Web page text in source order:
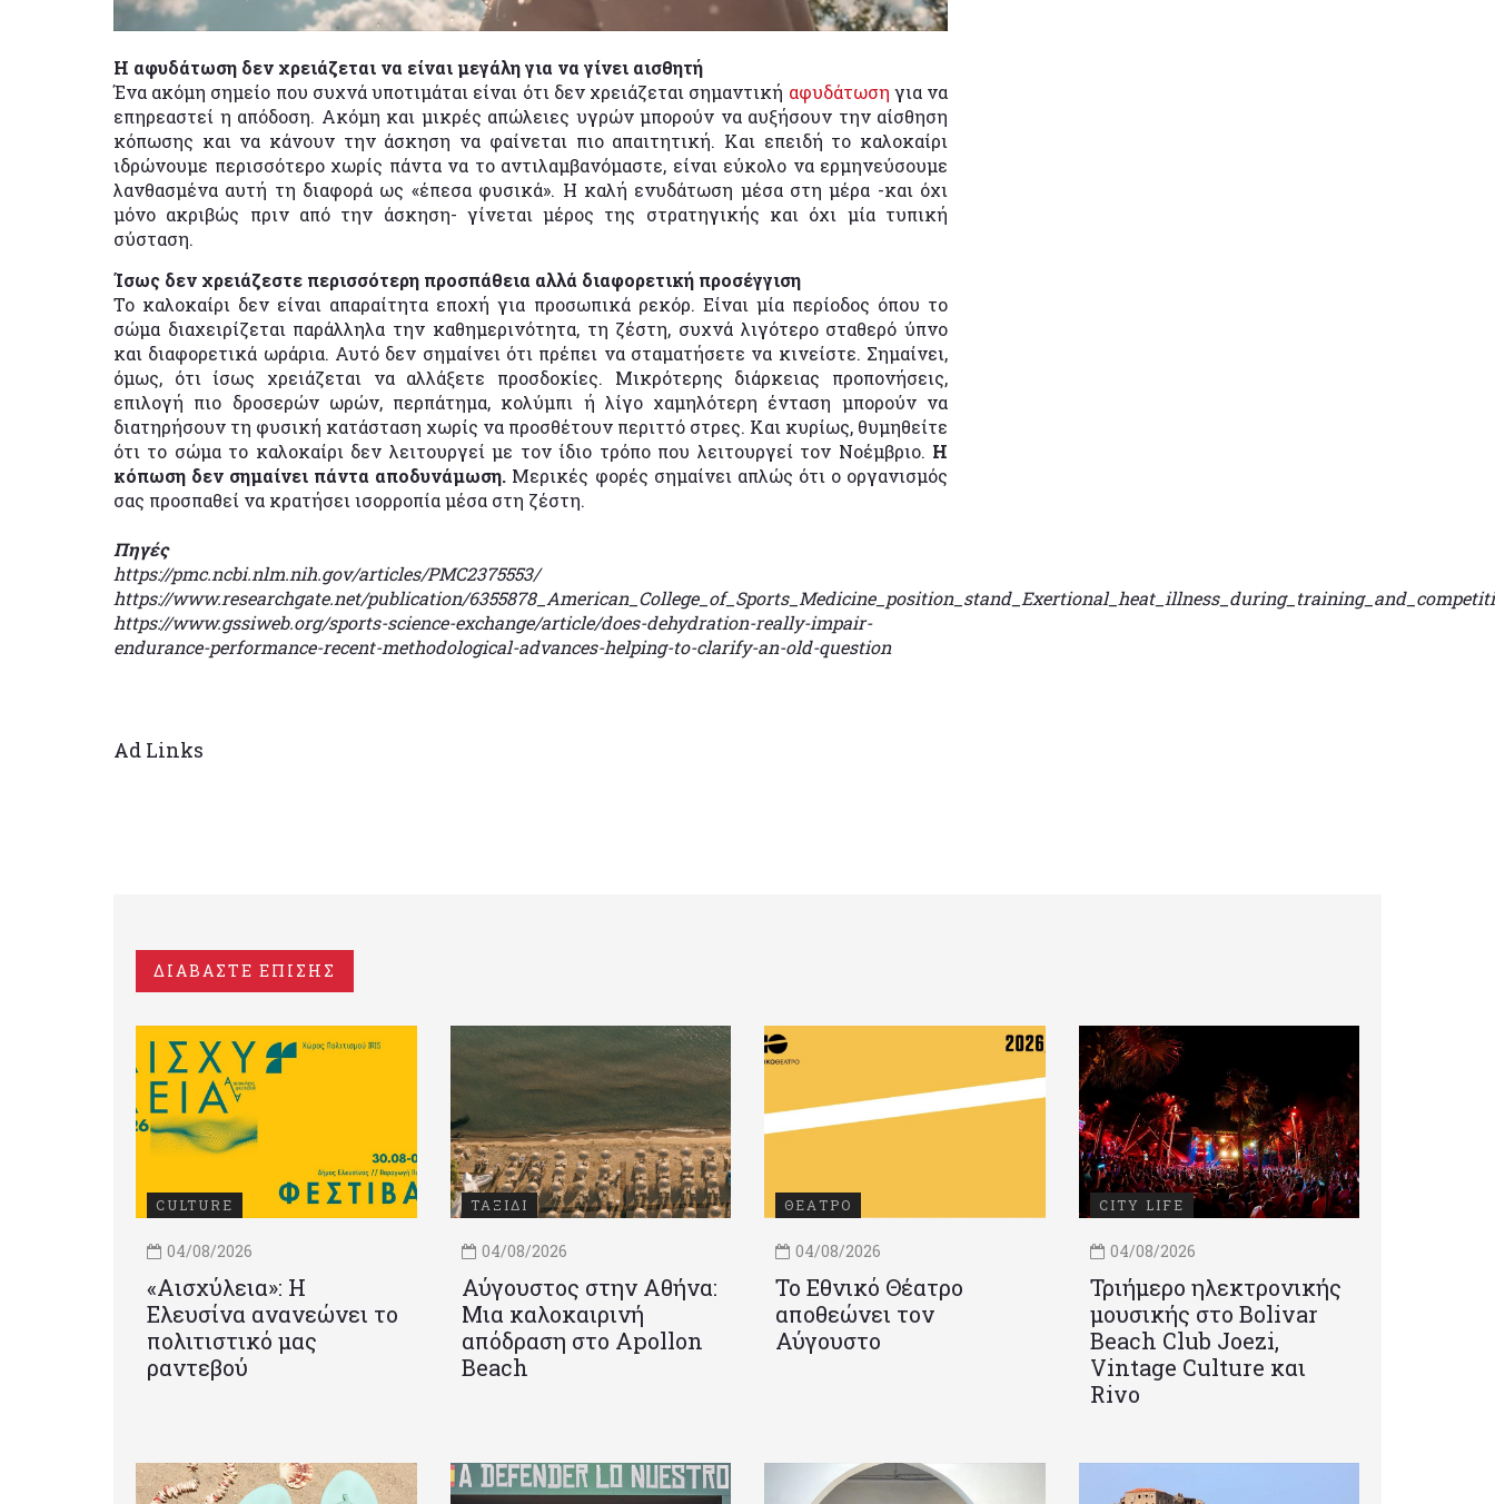
Η αφυδάτωση δεν χρειάζεται να είναι μεγάλη για να γίνει αισθητή
Ένα ακόμη σημείο που συχνά υποτιμάται είναι ότι δεν χρειάζεται σημαντική αφυδάτωση για να
επηρεαστεί η απόδοση. Ακόμη και μικρές απώλειες υγρών μπορούν να αυξήσουν την αίσθηση
κόπωσης και να κάνουν την άσκηση να φαίνεται πιο απαιτητική. Και επειδή το καλοκαίρι
ιδρώνουμε περισσότερο χωρίς πάντα να το αντιλαμβανόμαστε, είναι εύκολο να ερμηνεύσουμε
λανθασμένα αυτή τη διαφορά ως «έπεσα φυσικά». Η καλή ενυδάτωση μέσα στη μέρα -και όχι
μόνο ακριβώς πριν από την άσκηση- γίνεται μέρος της στρατηγικής και όχι μία τυπική
σύσταση.
Ίσως δεν χρειάζεστε περισσότερη προσπάθεια αλλά διαφορετική προσέγγιση
Το καλοκαίρι δεν είναι απαραίτητα εποχή για προσωπικά ρεκόρ. Είναι μία περίοδος όπου το
σώμα διαχειρίζεται παράλληλα την καθημερινότητα, τη ζέστη, συχνά λιγότερο σταθερό ύπνο
και διαφορετικά ωράρια. Αυτό δεν σημαίνει ότι πρέπει να σταματήσετε να κινείστε. Σημαίνει,
όμως, ότι ίσως χρειάζεται να αλλάξετε προσδοκίες. Μικρότερης διάρκειας προπονήσεις,
επιλογή πιο δροσερών ωρών, περπάτημα, κολύμπι ή λίγο χαμηλότερη ένταση μπορούν να
διατηρήσουν τη φυσική κατάσταση χωρίς να προσθέτουν περιττό στρες. Και κυρίως, θυμηθείτε
ότι το σώμα το καλοκαίρι δεν λειτουργεί με τον ίδιο τρόπο που λειτουργεί τον Νοέμβριο. Η
κόπωση δεν σημαίνει πάντα αποδυνάμωση. Μερικές φορές σημαίνει απλώς ότι ο οργανισμός
σας προσπαθεί να κρατήσει ισορροπία μέσα στη ζέστη.
Πηγές
https://pmc.ncbi.nlm.nih.gov/articles/PMC2375553/
https://www.researchgate.net/publication/
https://www.gssiweb.org/sports-science-exchange/article/does-dehydration-really-impair-
endurance-performance-recent-methodological-advances-helping-to-clarify-an-old-question
Ad Links
ΔΙΑΒΑΣΤΕ ΕΠΙΣΗΣ
CULTURE
04/08/2026
«Αισχύλεια»: Η
Ελευσίνα ανανεώνει το
πολιτιστικό μας
ραντεβού
ΤΑΞΙΔΙ
04/08/2026
Αύγουστος στην Αθήνα:
Μια καλοκαιρινή
απόδραση στο Apollon
Beach
ΘΕΑΤΡΟ
04/08/2026
Το Εθνικό Θέατρο
αποθεώνει τον
Αύγουστο
CITY LIFE
04/08/2026
Τριήμερο ηλεκτρονικής
μουσικής στο Bolivar
Beach Club Joezi,
Vintage Culture και
Rivo